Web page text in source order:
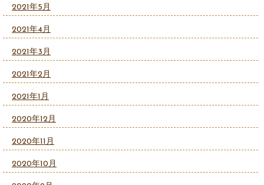
2021年5月
2021年4月
2021年3月
2021年2月
2021年1月
2020年12月
2020年11月
2020年10月